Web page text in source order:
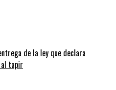
de la ley que declara
tapir